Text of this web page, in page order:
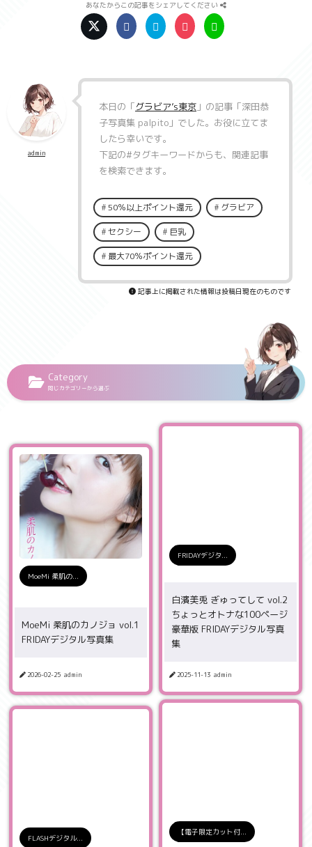
あなたからこの記事をシェアしてください
admin
本日の「グラビア’s東京 」の記事「深田恭
子写真集 palpito 」でした。お役に立てま
したら幸いです。
下記の#タグキーワードからも、関連記事
を検索できます。
50％以上ポイント還元 グラビア
セクシー 巨乳
最大70％ポイント還元
記事上に掲載された情報は投稿日現在のものです
Category
同じカテゴリーから選ぶ
MoeMi 柔肌の...
MoeMi 柔肌のカノジョ vol.1
FRIDAYデジタル写真集
2026-02-25 admin
FRIDAYデジタ...
白濱美兎 ぎゅってして vol.2
ちょっとオトナな100ページ
豪華版 FRIDAYデジタル写真
集
2025-11-13 admin
FLASHデジタル...
【電子限定カット付...